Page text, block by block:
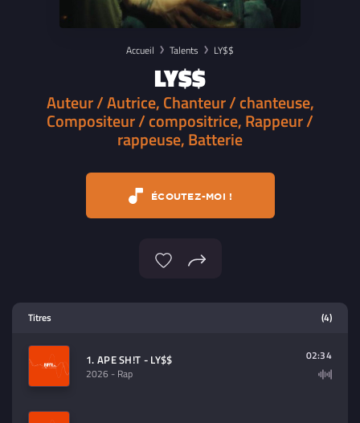
Accueil Talents LY$$
LY$$
Auteur / Autrice, Chanteur / chanteuse,
Compositeur / compositrice, Rappeur /
rappeuse, Batterie
ÉCOUTEZ-MOI !
contenu à lire (audio/video)
Titres (4)
1. APE SH!T - LY$$
2026 - Rap
02:34